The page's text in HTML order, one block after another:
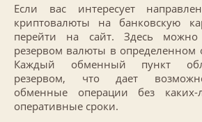
Если вас интересует
криптовалюты на банковскую
перейти на сайт. Здесь можно
резервом валюты в определенном
Каждый обменный пункт
резервом, что дает
обменные операции без
оперативные сроки.